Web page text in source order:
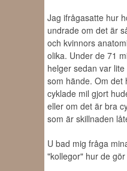
Jag ifrågasatte hur
undrade om det är
och kvinnors
olika. Under de 71
helger sedan var
som hände. Om det
cyklade mil gjort
eller om det är bra
som är skillnaden
U bad mig fråga
"kollegor" hur de